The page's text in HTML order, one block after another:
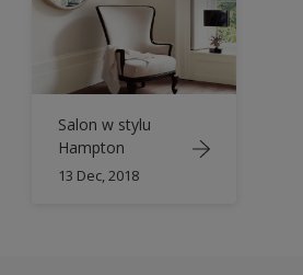
Salon w stylu
Hampton
13 Dec, 2018